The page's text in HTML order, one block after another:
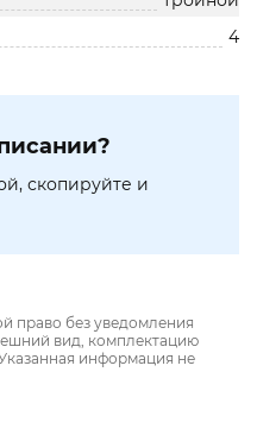
4
скопируйте и
право без уведомления
вид, комплектацию
информация не